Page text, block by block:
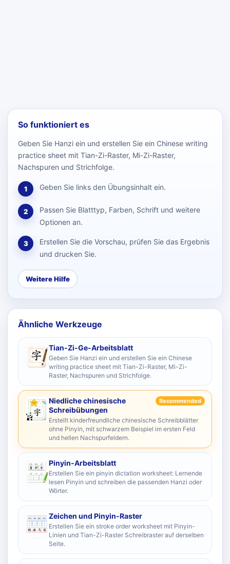
So funktioniert es
Geben Sie Hanzi ein und erstellen Sie ein Chinese writing
practice sheet mit Tian-Zi-Raster, Mi-Zi-Raster,
Nachspuren und Strichfolge.
1 Geben Sie links den Übungsinhalt ein.
2
Passen Sie Blatttyp, Farben, Schrift und weitere
Optionen an.
3
Erstellen Sie die Vorschau, prüfen Sie das Ergebnis
und drucken Sie.
Weitere Hilfe
Ähnliche Werkzeuge
Tian-Zi-Ge-Arbeitsblatt
Geben Sie Hanzi ein und erstellen Sie ein Chinese
writing practice sheet mit Tian-Zi-Raster, Mi-Zi-
Raster, Nachspuren und Strichfolge.
Niedliche chinesische
Schreibübungen
Recommended
Erstellt kinderfreundliche chinesische Schreibblätter
ohne Pinyin, mit schwarzem Beispiel im ersten Feld
und hellen Nachspurfeldern.
Pinyin-Arbeitsblatt
Erstellen Sie ein pinyin dictation worksheet: Lernende
lesen Pinyin und schreiben die passenden Hanzi oder
Wörter.
Zeichen und Pinyin-Raster
Erstellen Sie ein stroke order worksheet mit Pinyin-
Linien und Tian-Zi-Raster Schreibraster auf derselben
Seite.